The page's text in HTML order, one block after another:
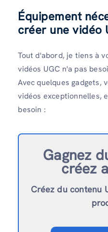
Équipement
créer une vidéo
Tout d'abord, je tiens à
vidéos UGC n'a pas
Avec quelques gadgets,
vidéos exceptionnelles,
besoin :
Gagnez
créez
Créez du contenu